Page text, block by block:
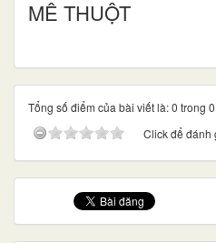
MÊ THUỘT
Tổng số điểm của bài viết là: 0 trong
Click để đánh